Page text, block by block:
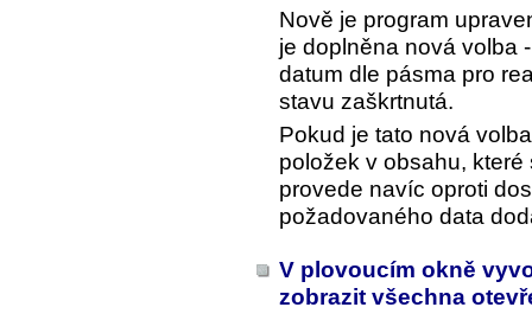
Nově je program
je doplněna nová volba
datum dle pásma pro
stavu zaškrtnutá.
Pokud je tato nová
položek v obsahu,
provede navíc oproti
požadovaného data
V plovoucím okně
zobrazit všechna